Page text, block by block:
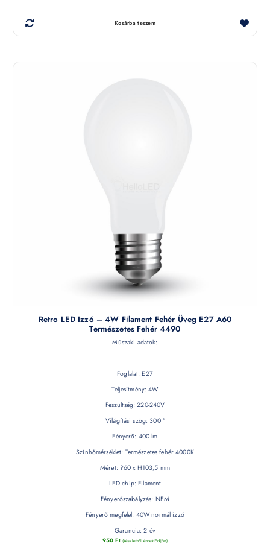
Kosárba teszem
Retro LED Izzó – 4W Filament Fehér Üveg E27 A60
Természetes Fehér 4490
Műszaki adatok:
Foglalat: E27
Teljesítmény: 4W
Feszültség: 220-240V
Világítási szög: 300 °
Fényerő: 400 lm
Színhőmérséklet: Természetes fehér 4000K
Méret: ?60 x H103,5 mm
LED chip: Filament
Fényerőszabályzás: NEM
Fényerő megfelel: 40W normál izzó
Garancia: 2 év
950Ft (készletről érdeklődjön)